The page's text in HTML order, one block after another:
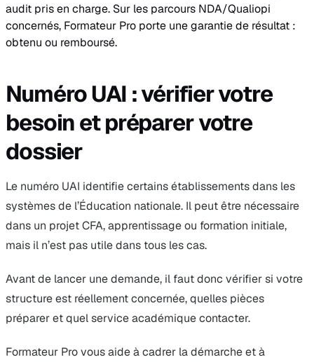
audit pris en charge. Sur les parcours NDA/Qualiopi
concernés, Formateur Pro porte une garantie de résultat :
obtenu ou remboursé.
Numéro UAI : vérifier votre
besoin et préparer votre
dossier
Le numéro UAI identifie certains établissements dans les
systèmes de l’Éducation nationale. Il peut être nécessaire
dans un projet CFA, apprentissage ou formation initiale,
mais il n’est pas utile dans tous les cas.
Avant de lancer une demande, il faut donc vérifier si votre
structure est réellement concernée, quelles pièces
préparer et quel service académique contacter.
Formateur Pro vous aide à cadrer la démarche et à